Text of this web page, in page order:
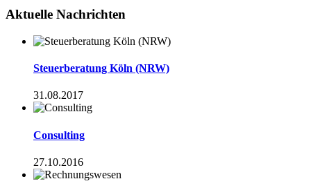
Aktuelle Nachrichten
Steuerberatung Köln (NRW)
31.08.2017
Consulting
27.10.2016